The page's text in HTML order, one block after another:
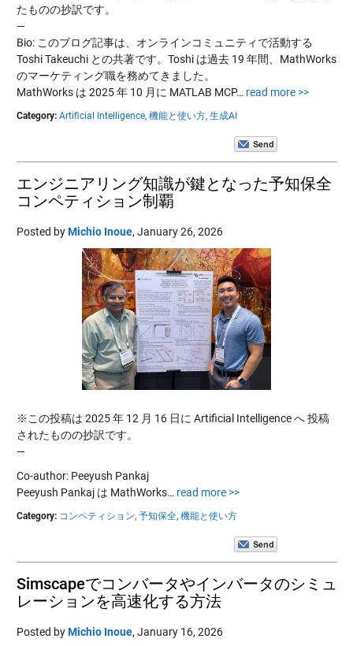
たものの抄訳です。
—
Bio: このブログ記事は、オンラインコミュニティで活動する
Toshi Takeuchi との共著です。Toshi は過去 19 年間、MathWorks
のマーケティング職を務めてきました。
MathWorks は 2025 年 10 月に MATLAB MCP… read more >>
Category: Artificial Intelligence, 機能と使い方, 生成AI
エンジニアリング知識が鍵となった予知保全
コンペティション制覇
Posted byMichio Inoue, January 26, 2026
※この投稿は 2025 年 12 月 16 日に Artificial Intelligence へ 投稿
されたものの抄訳です。
—
Co-author: Peeyush Pankaj
Peeyush Pankaj は MathWorks… read more >>
Category: コンペティション, 予知保全, 機能と使い方
Simscapeでコンバータやインバータのシミュ
レーションを高速化する方法
Posted byMichio Inoue, January 16, 2026